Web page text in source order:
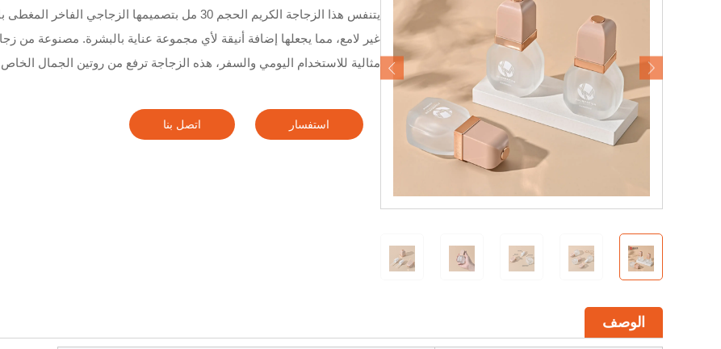
يتنفس هذا الزجاجة الكريم الحجم 30 مل بتصميمها
غير لامع، مما يجعلها إضافة أنيقة لأي مجموعة عناية بالبشرة. مصنوعة من
مثالية للاستخدام اليومي والسفر، هذه الزجاجة ترفع من روتين الجمال
استفسار اتصل بنا
الوصف